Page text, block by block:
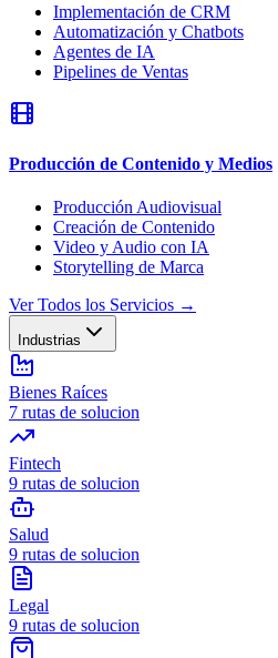
Implementación de CRM
Automatización y Chatbots
Agentes de IA
Pipelines de Ventas
Producción de Contenido y Medios
Producción Audiovisual
Creación de Contenido
Video y Audio con IA
Storytelling de Marca
Ver Todos los Servicios →
Industrias
Bienes Raíces
7 rutas de solucion
Fintech
9 rutas de solucion
Salud
9 rutas de solucion
Legal
9 rutas de solucion